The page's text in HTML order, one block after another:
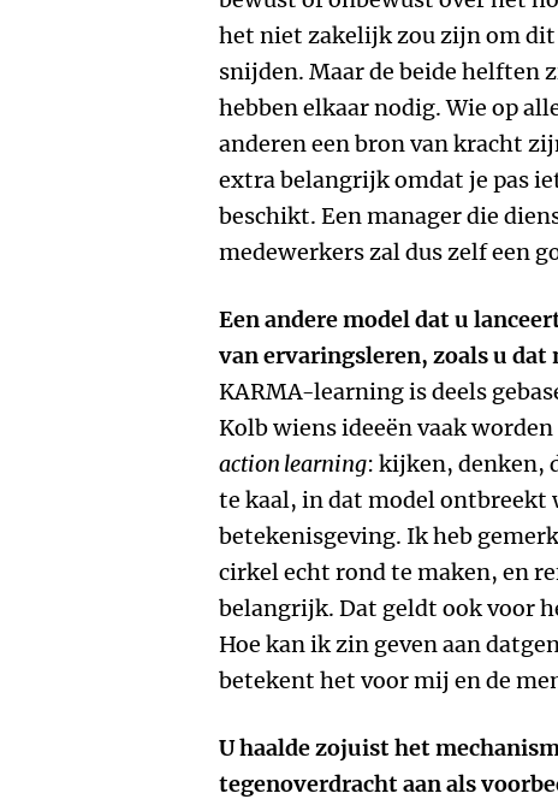
het niet zakelijk zou zijn om
snijden. Maar de beide helften
hebben elkaar nodig. Wie op
anderen een bron van kracht
extra belangrijk omdat je pas
beschikt. Een manager die
medewerkers zal dus zelf een
Een andere model dat u
van ervaringsleren, zoals u dat
KARMA-learning is deels
Kolb wiens ideeën vaak
action learning: kijken, denken,
te kaal, in dat model
betekenisgeving. Ik heb
cirkel echt rond te maken, en
belangrijk. Dat geldt ook voor
Hoe kan ik zin geven aan
betekent het voor mij en de
U haalde zojuist het
tegenoverdracht aan als